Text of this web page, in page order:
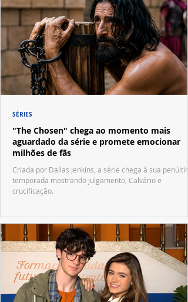
"The Chosen" chega ao momento mais
aguardado da série e promete emocionar
milhões de fãs
Criada por Dallas Jenkins, a série chega à sua
temporada mostrando julgamento, Calvário e
crucificação.
SÉRIES